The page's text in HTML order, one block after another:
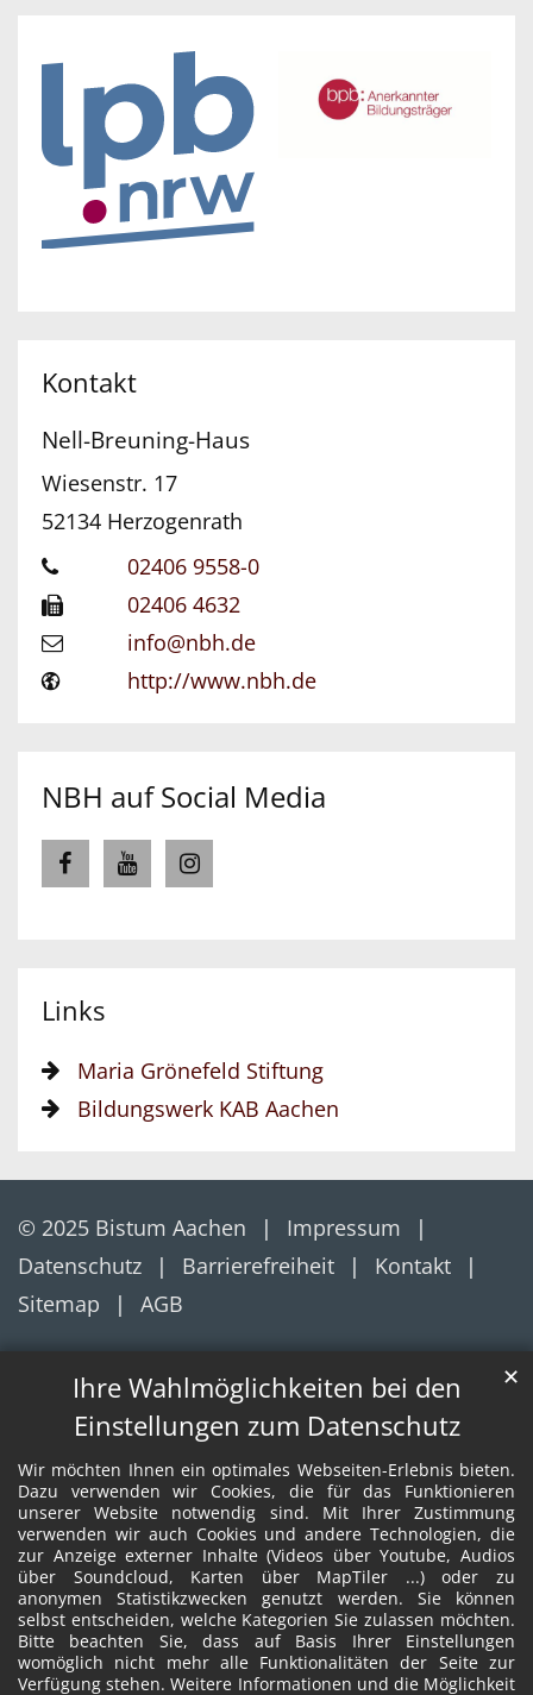
Ihre Wahlmöglichkeiten bei den
Einstellungen zum Datenschutz
Wir möchten Ihnen ein optimales Webseiten-Erlebnis bieten.
Dazu verwenden wir Cookies, die für das Funktionieren
unserer Website notwendig sind. Mit Ihrer Zustimmung
verwenden wir auch Cookies und andere Technologien, die
zur Anzeige externer Inhalte (Videos über Youtube, Audios
über Soundcloud, Karten über MapTiler ...) oder zu
anonymen Statistikzwecken genutzt werden. Sie können
selbst entscheiden, welche Kategorien Sie zulassen möchten.
Bitte beachten Sie, dass auf Basis Ihrer Einstellungen
womöglich nicht mehr alle Funktionalitäten der Seite zur
Verfügung stehen. Weitere Informationen und die Möglichkeit
✕
Kontakt
Nell-Breuning-Haus
Wiesenstr. 17
52134 Herzogenrath
02406 9558-0
02406 4632
info@nbh.de
http://www.nbh.de
NBH auf Social Media
Links
Maria Grönefeld Stiftung
Bildungswerk KAB Aachen
© 2025 Bistum Aachen
Impressum
Datenschutz
Barrierefreiheit
Kontakt
Sitemap
AGB